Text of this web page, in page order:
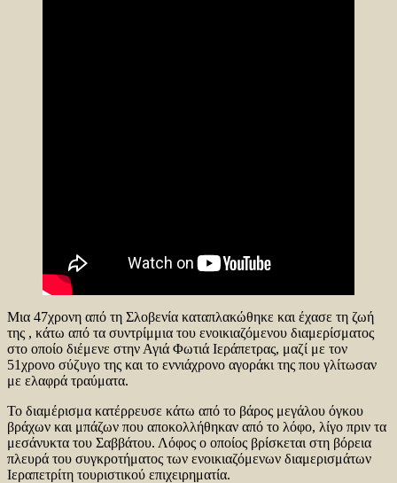
Μια 47χρονη από τη Σλοβενία καταπλακώθηκε και έχασε τη ζωή
της , κάτω από τα συντρίμμια του ενοικιαζόμενου διαμερίσματος
στο οποίο διέμενε στην Αγιά Φωτιά Ιεράπετρας, μαζί με τον
51χρονο σύζυγο της και το εννιάχρονο αγοράκι της που γλίτωσαν
με ελαφρά τραύματα.
Το διαμέρισμα κατέρρευσε κάτω από το βάρος μεγάλου όγκου
βράχων και μπάζων που αποκολλήθηκαν από το λόφο, λίγο πριν τα
μεσάνυκτα του Σαββάτου. Λόφος ο οποίος βρίσκεται στη βόρεια
πλευρά του συγκροτήματος των ενοικιαζόμενων διαμερισμάτων
Ιεραπετρίτη τουριστικού επιχειρηματία.